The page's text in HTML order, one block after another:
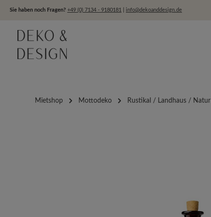
Hauptinhalt springen
Zur Hauptnavigation springen
Sie haben noch Fragen? +49 (0) 7134 - 9180181 info@dekoanddesign.de
Mietshop Mottodeko Rustikal / Landhaus / Natur